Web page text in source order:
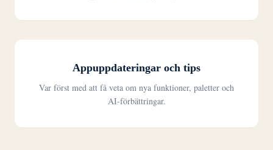
Appuppdateringar och tips
Var först med att få veta om nya funktioner, paletter och
AI-förbättringar.